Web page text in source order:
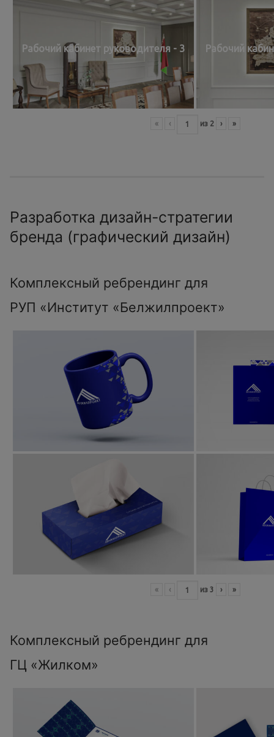
Рабочий кабинет руководителя - 3 Рабочий
« ‹ из 2 › »
Разработка дизайн-стратегии
бренда (графический дизайн)
Комплексный ребрендинг для
РУП «Институт «Белжилпроект»
« ‹ из 3 › »
Комплексный ребрендинг для
ГЦ «Жилком»